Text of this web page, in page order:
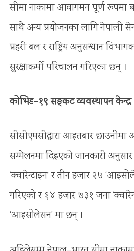
सीमा नाकामा आवागमन पूर्ण रूपमा
साथै अन्य प्रयोजनका लागि नेपाली
प्रहरी बल र राष्ट्रिय अनुसन्धान
सुरक्षाकर्मी परिचालन गरिएका छन् ।
कोभिड–१९ सङ्कट व्यवस्थापन केन्द्र
सीसीएमसीद्वारा आइतबार छाउनीमा
सम्मेलनमा दिइएको जानकारी
‘क्वारेन्टाइन’ र तीन हजार २७
गरिएको र १४ हजार ७३१ जना
‘आइसोलेसन’ मा छन् ।